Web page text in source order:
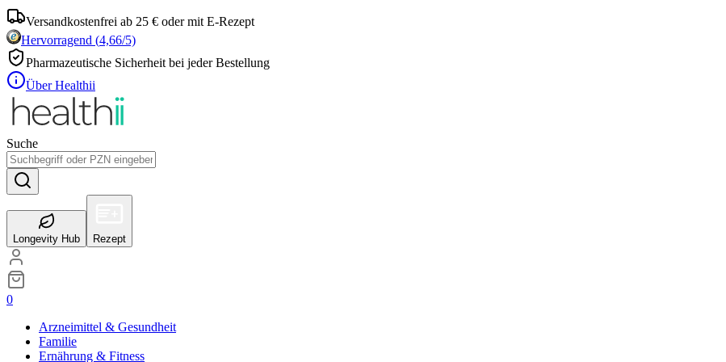
Versandkostenfrei ab 25 € oder mit E-Rezept
Hervorragend (4,66/5)
Pharmazeutische Sicherheit bei jeder Bestellung
Über Healthii
Suche
Longevity Hub Rezept
0
Arzneimittel & Gesundheit
Familie
Ernährung & Fitness